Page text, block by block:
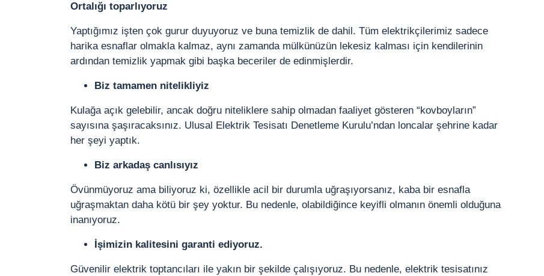
Ortalığı toparlıyoruz
Yaptığımız işten çok gurur duyuyoruz ve buna temizlik de dahil. Tüm elektrikçilerimiz sadece
harika esnaflar olmakla kalmaz, aynı zamanda mülkünüzün lekesiz kalması için kendilerinin
ardından temizlik yapmak gibi başka beceriler de edinmişlerdir.
Biz tamamen nitelikliyiz
Kulağa açık gelebilir, ancak doğru niteliklere sahip olmadan faaliyet gösteren “kovboyların”
sayısına şaşıracaksınız. Ulusal Elektrik Tesisatı Denetleme Kurulu’ndan loncalar şehrine kadar
her şeyi yaptık.
Biz arkadaş canlısıyız
Övünmüyoruz ama biliyoruz ki, özellikle acil bir durumla uğraşıyorsanız, kaba bir esnafla
uğraşmaktan daha kötü bir şey yoktur. Bu nedenle, olabildiğince keyifli olmanın önemli olduğuna
inanıyoruz.
İşimizin kalitesini garanti ediyoruz.
Güvenilir elektrik toptancıları ile yakın bir şekilde çalışıyoruz. Bu nedenle, elektrik tesisatınız